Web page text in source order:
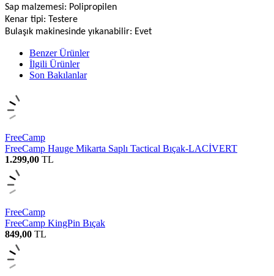
Sap malzemesi: Polipropilen
Kenar tipi: Testere
Bulaşık makinesinde yıkanabilir: Evet
Benzer Ürünler
İlgili Ürünler
Son Bakılanlar
FreeCamp
FreeCamp Hauge Mikarta Saplı Tactical Bıçak-LACİVERT
1.299,00 TL
FreeCamp
FreeCamp KingPin Bıçak
849,00 TL